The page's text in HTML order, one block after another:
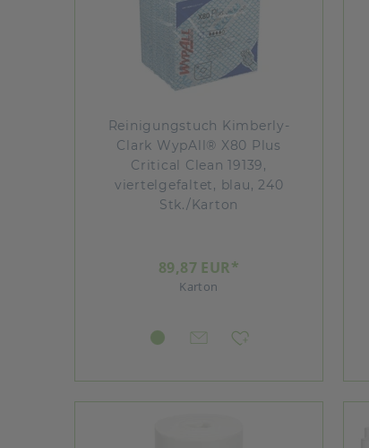
Reinigungstuch Kimberly-
Clark WypAll® X80 Plus
Critical Clean 19139,
viertelgefaltet, blau, 240
Stk./Karton
89,87 EUR*
Karton